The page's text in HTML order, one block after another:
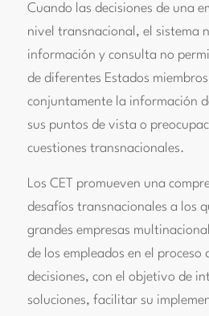
Cuando las decisiones de una
nivel transnacional, el sistema
información y consulta no
de diferentes Estados
conjuntamente la información
sus puntos de vista o
cuestiones transnacionales.
Los CET promueven una
desafíos transnacionales a los
grandes empresas
de los empleados en el proceso
decisiones, con el objetivo de
soluciones, facilitar su